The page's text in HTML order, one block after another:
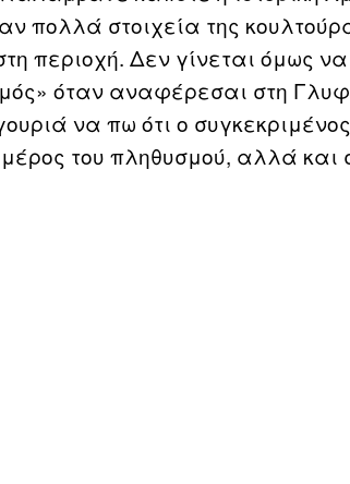
πολλά στοιχεία της
περιοχή. Δεν γίνεται όμως
όταν αναφέρεσαι στη
να πω ότι ο
του πληθυσμού, αλλά και